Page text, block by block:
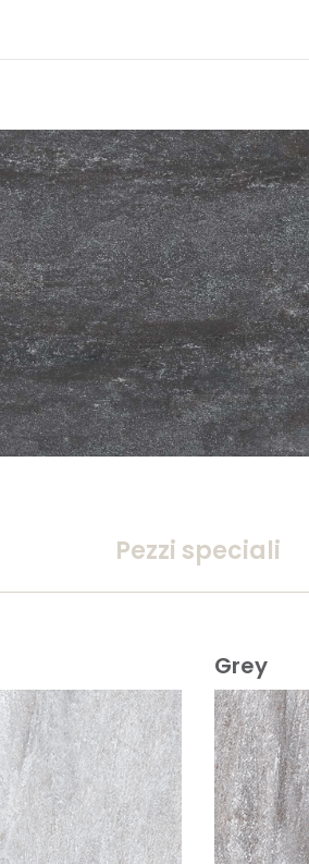
Pezzi speciali
Grey